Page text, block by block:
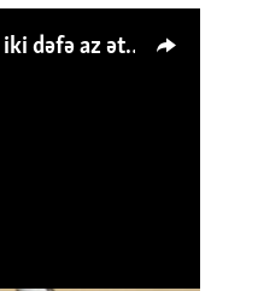
Azərbaycanlı avropalıdan iki dəfə az ət yeyir, amma... 'Qiymət artımı qaçılmazdır'